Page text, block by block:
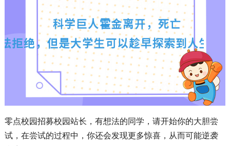
零点校园招募校园站长，有想法的同学，请开始你的大胆尝
试，在尝试的过程中，你还会发现更多惊喜，从而可能逆袭